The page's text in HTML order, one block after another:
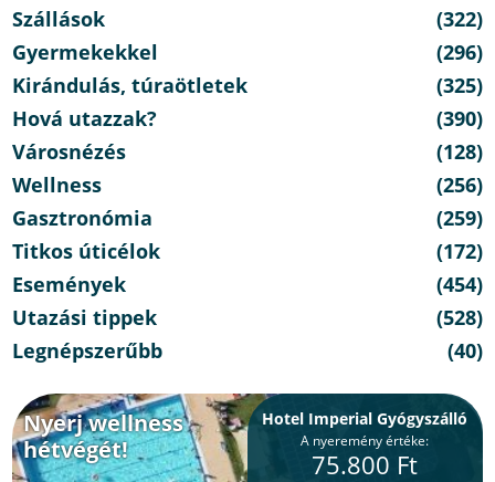
Szállások
(322)
Gyermekekkel
(296)
Kirándulás, túraötletek
(325)
Hová utazzak?
(390)
Városnézés
(128)
Wellness
(256)
Gasztronómia
(259)
Titkos úticélok
(172)
Események
(454)
Utazási tippek
(528)
Legnépszerűbb
(40)
Nyerj wellness
hétvégét!
Hotel Imperial Gyógyszálló
A nyeremény értéke:
75.800 Ft